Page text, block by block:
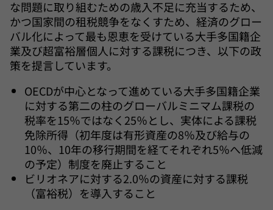
な問題に取り組むための歳入不足に充当するため、
かつ国家間の租税競争をなくすため、経済のグロー
バル化によって最も恩恵を受けている大手多国籍企
業及び超富裕層個人に対する課税につき、以下の政
策を提言しています。
OECDが中心となって進めている大手多国籍企業
に対する第二の柱のグローバルミニマム課税の
税率を15％ではなく25％とし、実体による課税
免除所得（初年度は有形資産の8％及び給与の
10％、10年の移行期間を経てそれぞれ5％へ低減
の予定）制度を廃止すること
ビリオネアに対する2.0％の資産に対する課税
（富裕税）を導入すること